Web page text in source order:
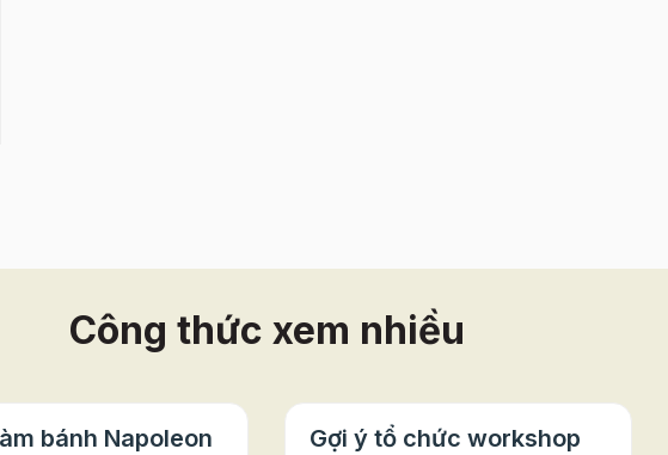
Công thức xem nhiều
bánh Napoleon
Gợi ý tổ chức workshop